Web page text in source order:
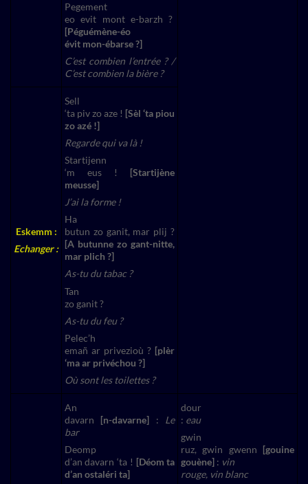
Pegement
eo evit mont e-barzh ?
[Péguémène-éo
évit mon-ébarse ?]
C’est combien l’entrée ? /
C’est combien la bière ?
Eskemm :
Echanger :
Sell
‘ta piv zo aze ! [Sèl ‘ta piou
zo azé !]
Regarde qui va là !
Startijenn
‘m eus ! [Startijène
meusse]
J’ai la forme !
Ha
butun zo ganit, mar plij ?
[A butunne zo gant-nitte,
mar plich ?]
As-tu du tabac ?
Tan
zo ganit ?
As-tu du feu ?
Pelec’h
emañ ar privezioù ? [plèr
‘ma ar privéchou ?]
Où sont les toilettes ?
An
davarn [n-davarne] : Le
bar
Deomp
d’an davarn ‘ta ! [Déom ta
d’an ostaléri ta]
dour
: eau
gwin
ruz, gwin gwenn [gouine
gouène] : vin
rouge, vin blanc